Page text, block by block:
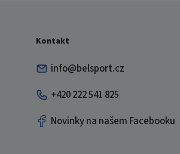
Kontakt
info@belsport.cz
+420 222 541 825
Novinky na našem Facebooku